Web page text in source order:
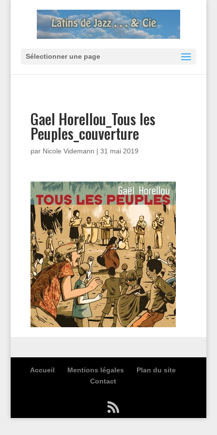
Sélectionner une page
Gael Horellou_Tous les
Peuples_couverture
par Nicole Videmann | 31 mai 2019
Accueil Mentions légales
Plan du site
Contact